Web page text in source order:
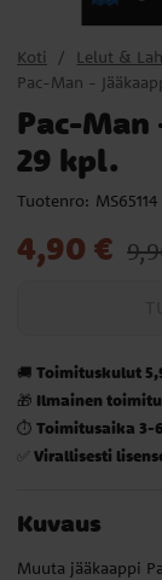
Koti Lelut &
Pac-Man -
Pac-
29 kpl.
Tuotenro: MS65114
Nykyinen hinta
4,90 €
🚚 Toimituskulut
🎁 Ilmainen
⏱️ Toimitusaika 3-
✅ Virallisesti
Kuvaus
Muuta jääkaappi